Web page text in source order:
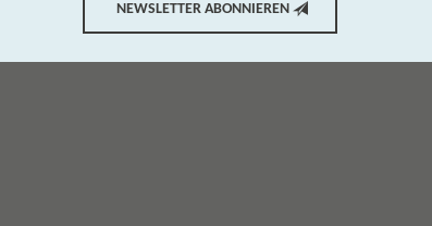
NEWSLETTER ABONNIEREN